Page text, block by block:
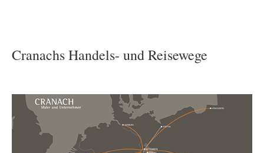
Cranachs Handels- und Reisewege